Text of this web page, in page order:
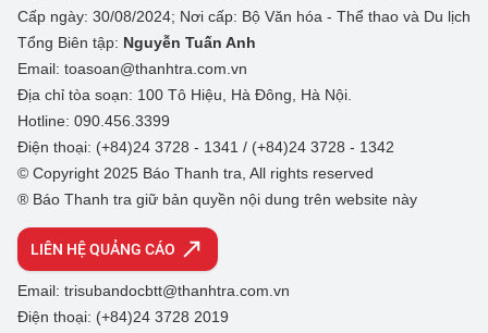
Cấp ngày: 30/08/2024; Nơi cấp: Bộ Văn hóa - Thể thao và Du lịch
Tổng Biên tập: Nguyễn Tuấn Anh
Email: toasoan@thanhtra.com.vn
Địa chỉ tòa soạn: 100 Tô Hiệu, Hà Đông, Hà Nội.
Hotline: 090.456.3399
Điện thoại: (+84)24 3728 - 1341 / (+84)24 3728 - 1342
© Copyright 2025 Báo Thanh tra, All rights reserved
® Báo Thanh tra giữ bản quyền nội dung trên website này
LIÊN HỆ QUẢNG CÁO
Email: trisubandocbtt@thanhtra.com.vn
Điện thoại: (+84)24 3728 2019